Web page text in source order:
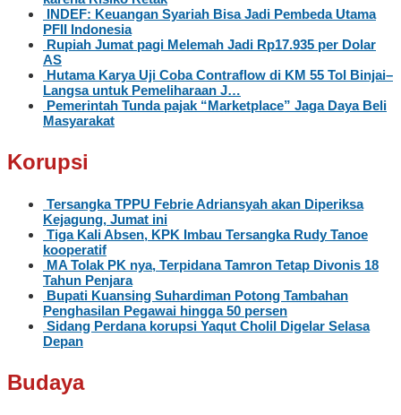
INDEF: Keuangan Syariah Bisa Jadi Pembeda Utama
PFII Indonesia
Rupiah Jumat pagi Melemah Jadi Rp17.935 per Dolar
AS
Hutama Karya Uji Coba Contraflow di KM 55 Tol Binjai–
Langsa untuk Pemeliharaan J…
Pemerintah Tunda pajak “Marketplace” Jaga Daya Beli
Masyarakat
Korupsi
Tersangka TPPU Febrie Adriansyah akan Diperiksa
Kejagung, Jumat ini
Tiga Kali Absen, KPK Imbau Tersangka Rudy Tanoe
kooperatif
MA Tolak PK nya, Terpidana Tamron Tetap Divonis 18
Tahun Penjara
Bupati Kuansing Suhardiman Potong Tambahan
Penghasilan Pegawai hingga 50 persen
Sidang Perdana korupsi Yaqut Cholil Digelar Selasa
Depan
Budaya